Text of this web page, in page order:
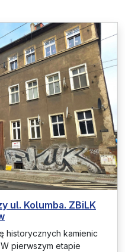
ul. Kolumba. ZBiLK
historycznych kamienic
pierwszym etapie